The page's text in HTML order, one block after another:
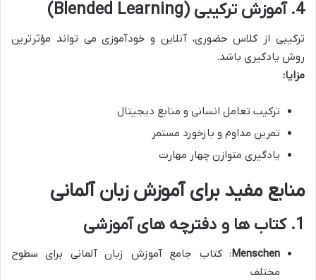
4. آموزش ترکیبی (Blended Learning)
ترکیبی از کلاس حضوری، آنلاین و خودآموزی می تواند مؤثرترین
روش یادگیری باشد.
مزایا:
ترکیب تعامل انسانی و منابع دیجیتال
تمرین مداوم و بازخورد مستمر
یادگیری متوازن چهار مهارت
منابع مفید برای آموزش زبان آلمانی
1. کتاب ها و دفترچه های آموزشی
Menschen: کتاب جامع آموزش زبان آلمانی برای سطوح
مختلف